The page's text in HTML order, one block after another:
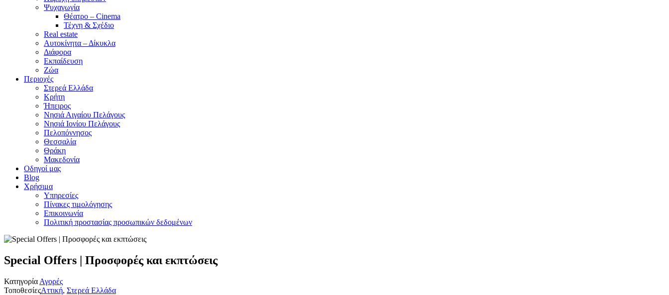
Ψυχαγωγία
Θέατρο – Cinema
Τέχνη & Σχέδιο
Real estate
Αυτοκίνητα – Δίκυκλα
Διάφορα
Εκπαίδευση
Ζώα
Περιοχές
Στερεά Ελλάδα
Κρήτη
Ήπειρος
Νησιά Αιγαίου Πελάγους
Νησιά Ιονίου Πελάγους
Πελοπόννησος
Θεσσαλία
Θράκη
Μακεδονία
Οδηγοί μας
Blog
Χρήσιμα
Υπηρεσίες
Πίνακες τιμολόγησης
Επικοινωνία
Πολιτική προστασίας προσωπικών δεδομένων
Special Offers | Προσφορές και εκπτώσεις
Κατηγορία Αγορές
ΤοποθεσίεςΑττική, Στερεά Ελλάδα